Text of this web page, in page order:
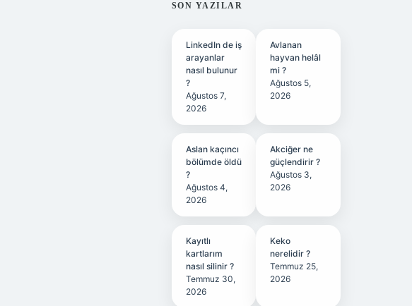
SIDEBAR
SON YAZILAR
LinkedIn de iş
arayanlar
nasıl bulunur
?
Ağustos 7,
2026
Avlanan
hayvan helâl
mi ?
Ağustos 5,
2026
Aslan kaçıncı
bölümde öldü
?
Ağustos 4,
2026
Akciğer ne
güçlendirir ?
Ağustos 3,
2026
Kayıtlı
kartlarım
nasıl silinir ?
Temmuz 30,
2026
Keko
nerelidir ?
Temmuz 25,
2026